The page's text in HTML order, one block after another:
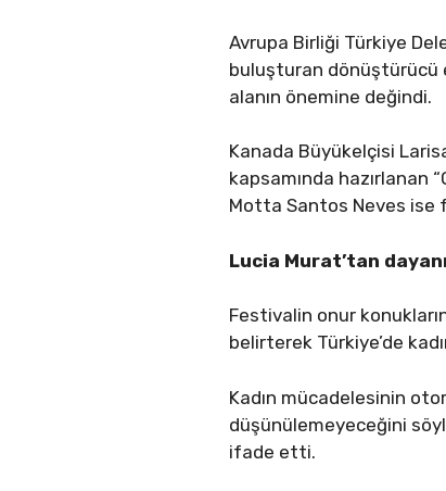
Avrupa Birliği Türkiye
buluşturan dönüştürücü
alanın önemine değindi.
Kanada Büyükelçisi
kapsamında hazırlanan
Motta Santos Neves ise
Lucia Murat’tan
Festivalin onur
belirterek Türkiye’de
Kadın mücadelesinin
düşünülemeyeceğini
ifade etti.